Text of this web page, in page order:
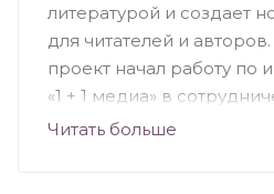
литературой и создает
для читателей и
проект начал работу по
«1 + 1 медиа» в
несколькими
Читать больше